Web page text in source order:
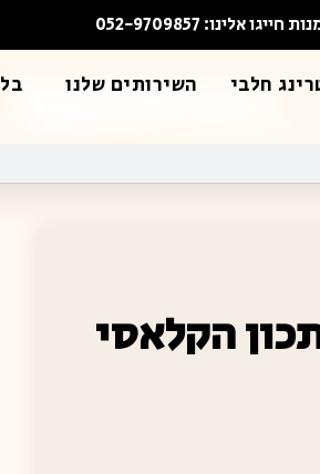
חייגו אלינו: 052-9709857
חלבי השירותים שלנו
הקלאסי